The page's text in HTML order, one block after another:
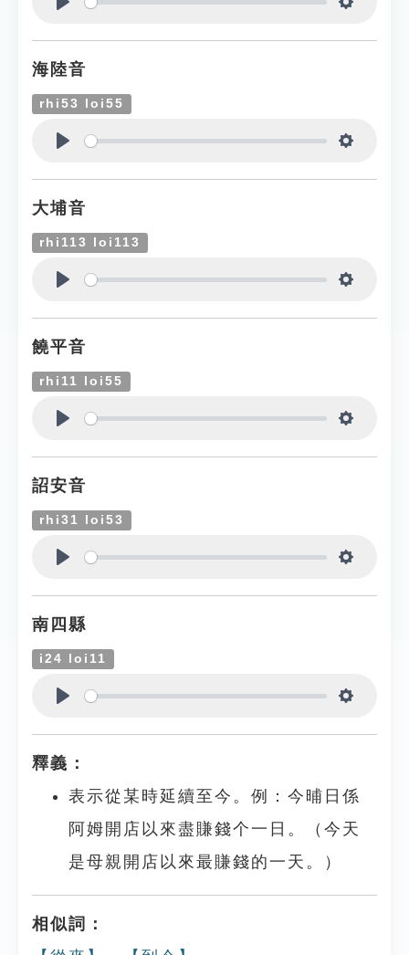
海陸音
rhi53 loi55
大埔音
rhi113 loi113
饒平音
rhi11 loi55
詔安音
rhi31 loi53
南四縣
i24 loi11
釋義：
表示從某時延續至今。例：今晡日係
阿姆開店以來盡賺錢个一日。（今天
是母親開店以來最賺錢的一天。）
相似詞：